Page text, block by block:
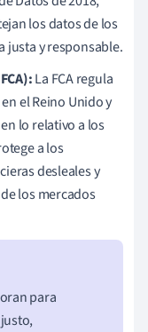
los datos de los
justa y responsable.
La FCA regula
el Reino Unido y
lo relativo a los
a los
desleales y
los mercados
para